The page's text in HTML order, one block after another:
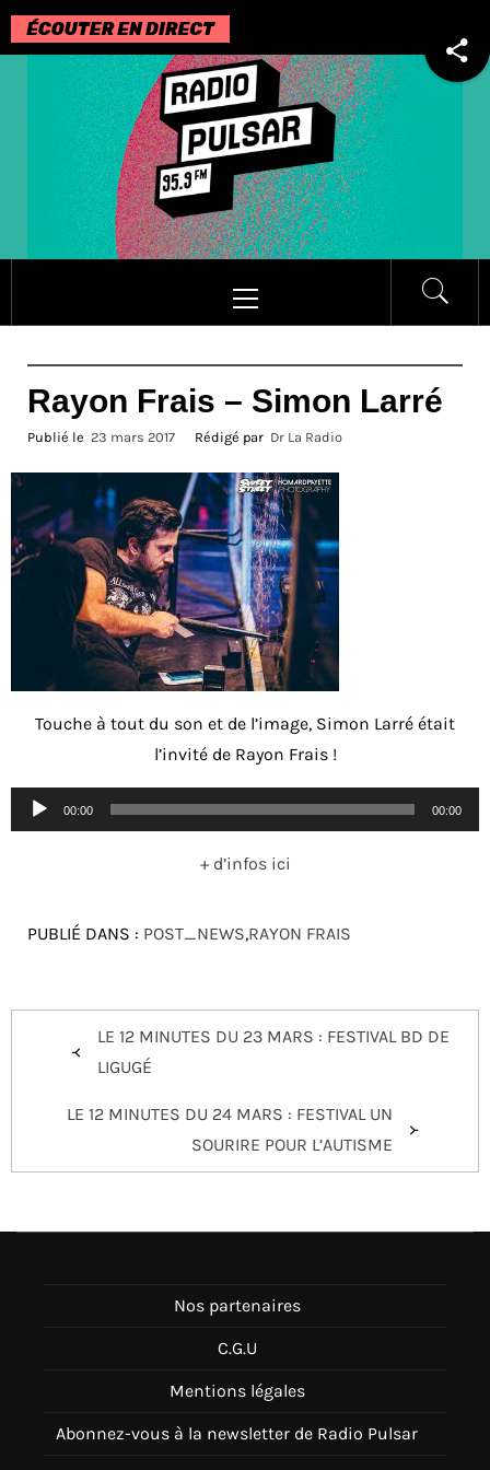
Passer
au
contenu
principal
Rayon Frais – Simon Larré
Publié le 23 mars 2017 Rédigé par Dr La Radio
Touche à tout du son et de l’image, Simon Larré était
l’invité de Rayon Frais !
Lecteur
audio
00:00 00:00
+ d’infos ici
PUBLIÉ DANS : POST_NEWS,RAYON FRAIS
Navigation
LE 12 MINUTES DU 23 MARS : FESTIVAL BD DE
LIGUGÉ
LE 12 MINUTES DU 24 MARS : FESTIVAL UN
SOURIRE POUR L’AUTISME
Nos partenaires
C.G.U
Mentions légales
Abonnez-vous à la newsletter de Radio Pulsar